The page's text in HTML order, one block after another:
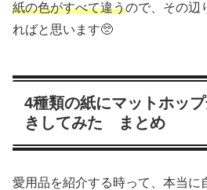
紙の色がすべて違うので、その辺
ればと思います🥺
4種類の紙にマットホッ
きしてみた まとめ
愛用品を紹介する時って、本当に